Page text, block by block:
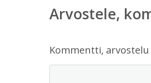
Arvostele,
Kommentti,